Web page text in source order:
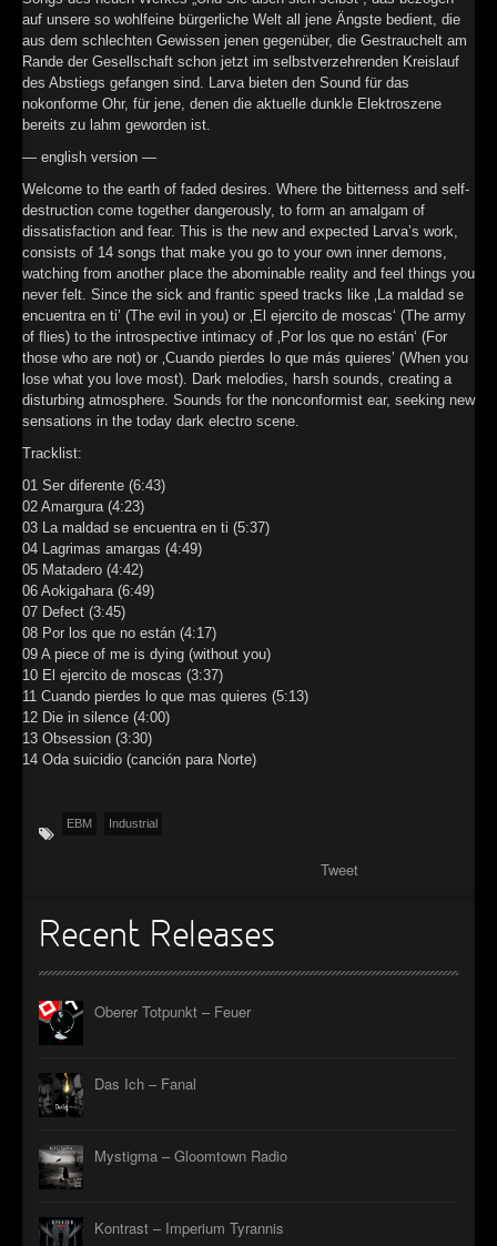
► Blutmond
Oberer Totpunkt
► Totentanz
Oberer Totpunkt
► Teufels Lehrerin
Oberer Totpunkt
►
► Untergehen
Oberer Totpunkt
► Geisterfahrt
Oberer Totpunkt
► Gevatter Tod
Oberer Totpunkt
►
►
►
►
►
►
►
auf unsere so wohlfeine bürgerliche Welt all jene Ängste bedient, die
aus dem schlechten Gewissen jenen gegenüber, die Gestrauchelt am
Rande der Gesellschaft schon jetzt im selbstverzehrenden Kreislauf
des Abstiegs gefangen sind. Larva bieten den Sound für das
nokonforme Ohr, für jene, denen die aktuelle dunkle Elektroszene
bereits zu lahm geworden ist.
— english version —
Welcome to the earth of faded desires. Where the bitterness and self-
destruction come together dangerously, to form an amalgam of
dissatisfaction and fear. This is the new and expected Larva’s work,
consists of 14 songs that make you go to your own inner demons,
watching from another place the abominable reality and feel things you
never felt. Since the sick and frantic speed tracks like ‚La maldad se
encuentra en ti’ (The evil in you) or ‚El ejercito de moscas‘ (The army
of flies) to the introspective intimacy of ‚Por los que no están‘ (For
those who are not) or ‚Cuando pierdes lo que más quieres’ (When you
lose what you love most). Dark melodies, harsh sounds, creating a
disturbing atmosphere. Sounds for the nonconformist ear, seeking new
sensations in the today dark electro scene.
Tracklist:
01 Ser diferente (6:43)
02 Amargura (4:23)
03 La maldad se encuentra en ti (5:37)
04 Lagrimas amargas (4:49)
05 Matadero (4:42)
06 Aokigahara (6:49)
07 Defect (3:45)
08 Por los que no están (4:17)
09 A piece of me is dying (without you)
10 El ejercito de moscas (3:37)
11 Cuando pierdes lo que mas quieres (5:13)
12 Die in silence (4:00)
13 Obsession (3:30)
14 Oda suicidio (canción para Norte)
EBM Industrial
Tweet
Recent Releases
Oberer Totpunkt – Feuer
Das Ich – Fanal
Mystigma – Gloomtown Radio
Kontrast – Imperium Tyrannis